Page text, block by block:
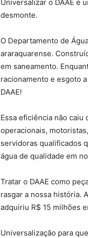
Universalizar o DAAE é
desmonte.
O Departamento de
araraquarense.
em saneamento.
racionamento e esgoto
DAAE!
Essa eficiência não
operacionais,
servidoras qualificados
água de qualidade em
Tratar o DAAE como
rasgar a nossa história.
adquiriu R$ 15 milhões
Universalização para